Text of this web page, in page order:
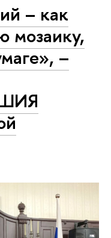
– как
мозаику,
–
ШИЯ